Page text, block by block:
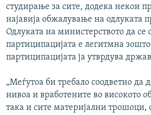
студирање за сите, додека некои
најавија обжалување на одлуката
Одлуката на министерството да се
партиципацијата е легитмна зошто
партиципацијата ја утврдува
„Меѓутоа би требало соодветно да
нивоа и вработените во високото
така и сите материјални трошоци,